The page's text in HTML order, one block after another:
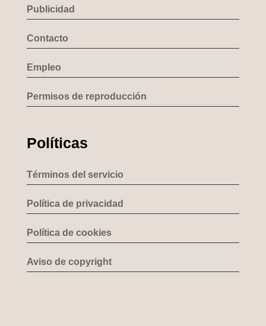
Publicidad
Contacto
Empleo
Permisos de reproducción
Políticas
Términos del servicio
Política de privacidad
Política de cookies
Aviso de copyright